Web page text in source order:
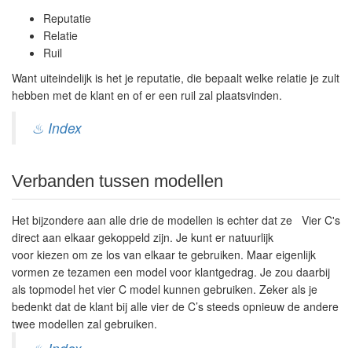
Reputatie
Relatie
Ruil
Want uiteindelijk is het je reputatie, die bepaalt welke relatie je zult
hebben met de klant en of er een ruil zal plaatsvinden.
♨ Index
Verbanden tussen modellen
Vier C's
Het bijzondere aan alle drie de modellen is echter dat ze
direct aan elkaar gekoppeld zijn. Je kunt er natuurlijk
voor kiezen om ze los van elkaar te gebruiken. Maar eigenlijk
vormen ze tezamen een model voor klantgedrag. Je zou daarbij
als topmodel het vier C model kunnen gebruiken. Zeker als je
bedenkt dat de klant bij alle vier de C’s steeds opnieuw de andere
twee modellen zal gebruiken.